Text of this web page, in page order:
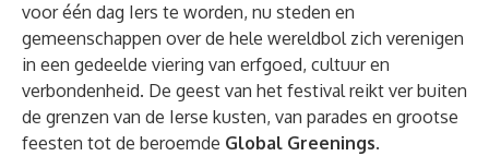
voor één dag Iers te worden, nu steden en
gemeenschappen over de hele wereldbol zich verenigen
in een gedeelde viering van erfgoed, cultuur en
verbondenheid. De geest van het festival reikt ver buiten
de grenzen van de Ierse kusten, van parades en grootse
feesten tot de beroemde Global Greenings.